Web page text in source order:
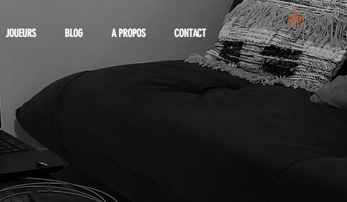
JOUEURS BLOG A PROPOS CONTACT